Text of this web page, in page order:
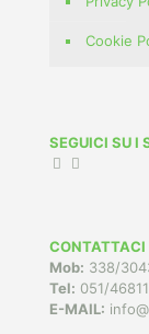
Cookie
SEGUICI SU I
CONTATTACI
Mob: 338/
Tel: 051/
E-MAIL: